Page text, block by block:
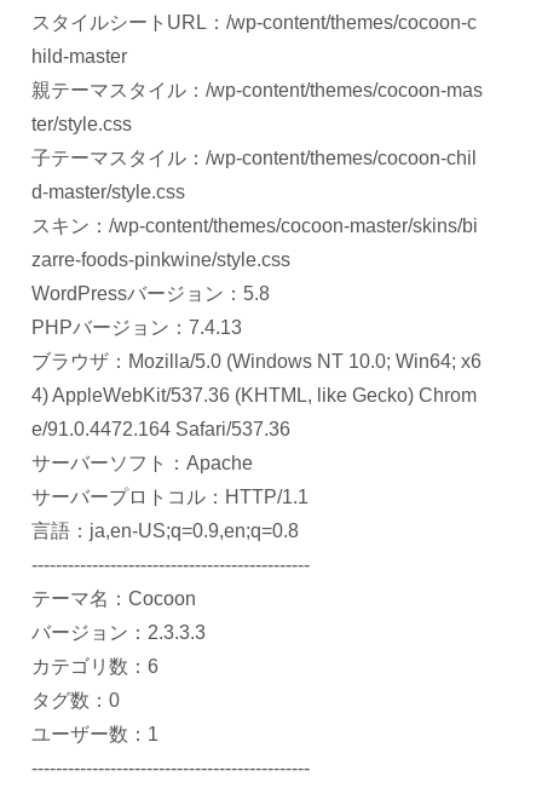
スタイルシートURL：/wp-content/themes/cocoon-c
hild-master
親テーマスタイル：/wp-content/themes/cocoon-mas
ter/style.css
子テーマスタイル：/wp-content/themes/cocoon-chil
d-master/style.css
スキン：/wp-content/themes/cocoon-master/skins/bi
zarre-foods-pinkwine/style.css
WordPressバージョン：5.8
PHPバージョン：7.4.13
ブラウザ：Mozilla/5.0 (Windows NT 10.0; Win64; x6
4) AppleWebKit/537.36 (KHTML, like Gecko) Chrom
e/91.0.4472.164 Safari/537.36
サーバーソフト：Apache
サーバープロトコル：HTTP/1.1
言語：ja,en-US;q=0.9,en;q=0.8
----------------------------------------------
テーマ名：Cocoon
バージョン：2.3.3.3
カテゴリ数：6
タグ数：0
ユーザー数：1
----------------------------------------------